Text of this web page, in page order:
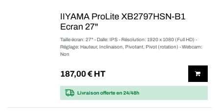
IIYAMA ProLite XB2797HSN-B1
Ecran 27"
Taille écran: 27" - Dalle: IPS - Résolution: 1920 x 1080 (Full HD) -
Réglage: Hauteur, Inclinaison, Pivotant, Pivot (rotation) - Webcam:
Non
187,00€ HT
Livraison offerteen 24/48h